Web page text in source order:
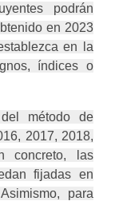
podrán
en 2023
en la
índices o
método de
2017, 2018,
concreto, las
fijadas en
para